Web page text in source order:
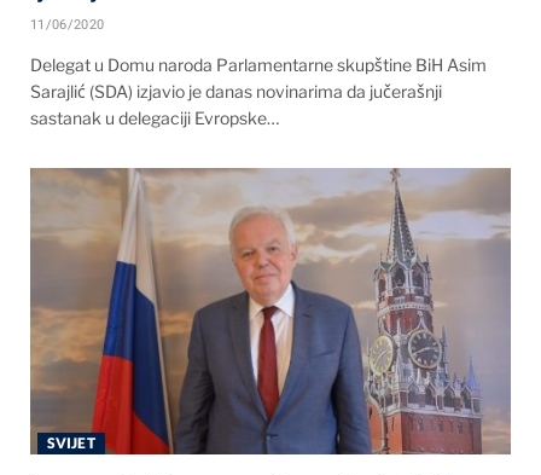
11/06/2020
Delegat u Domu naroda Parlamentarne skupštine BiH Asim
Sarajlić (SDA) izjavio je danas novinarima da jučerašnji
sastanak u delegaciji Evropske…
SVIJET